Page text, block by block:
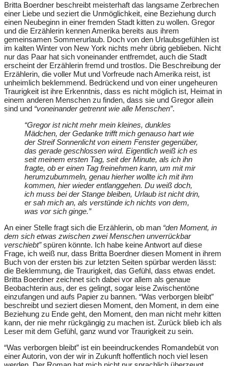
Britta Boerdner beschreibt meisterhaft das langsame Zerbrechen
einer Liebe und seziert die Unmöglichkeit, eine Beziehung durch
einen Neubeginn in einer fremden Stadt kitten zu wollen. Gregor
und die Erzählerin kennen Amerika bereits aus ihrem
gemeinsamen Sommerurlaub. Doch von den Urlaubsgefühlen ist
im kalten Winter von New York nichts mehr übrig geblieben. Nicht
nur das Paar hat sich voneinander entfremdet, auch die Stadt
erscheint der Erzählerin fremd und trostlos. Die Beschreibung der
Erzählerin, die voller Mut und Vorfreude nach Amerika reist, ist
unheimlich beklemmend. Bedrückend und von einer ungeheuren
Traurigkeit ist ihre Erkenntnis, dass es nicht möglich ist, Heimat in
einem anderen Menschen zu finden, dass sie und Gregor allein
sind und “voneinander getrennt wie alle Menschen”.
“Gregor ist nicht mehr mein kleines, dunkles
Mädchen, der Gedanke trifft mich genauso hart wie
der Streif Sonnenlicht von einem Fenster gegenüber,
das gerade geschlossen wird. Eigentlich weiß ich es
seit meinem ersten Tag, seit der Minute, als ich ihn
fragte, ob er einen Tag freinehmen kann, um mit mir
herumzubummeln, genau hierher wollte ich mit ihm
kommen, hier wieder entlanggehen. Du weiß doch,
ich muss bei der Stange bleiben, Urlaub ist nicht drin,
er sah mich an, als verstünde ich nichts von dem,
was vor sich ginge.”
An einer Stelle fragt sich die Erzählerin, ob man “den Moment, in
dem sich etwas zwischen zwei Menschen unverrückbar
verschiebt”spüren könnte. Ich habe keine Antwort auf diese
Frage, ich weiß nur, dass Britta Boerdner diesen Moment in ihrem
Buch von der ersten bis zur letzten Seiten spürbar werden lässt:
die Beklemmung, die Traurigkeit, das Gefühl, dass etwas endet.
Britta Boerdner zeichnet sich dabei vor allem als genaue
Beobachterin aus, der es gelingt, sogar leise Zwischentöne
einzufangen und aufs Papier zu bannen. “Was verborgen bleibt”
beschreibt und seziert diesen Moment, den Moment, in dem eine
Beziehung zu Ende geht, den Moment, den man nicht mehr kitten
kann, der nie mehr rückgängig zu machen ist. Zurück blieb ich als
Leser mit dem Gefühl, ganz wund vor Traurigkeit zu sein.
“Was verborgen bleibt” ist ein beeindruckendes Romandebüt von
einer Autorin, von der wir in Zukunft hoffentlich noch viel lesen